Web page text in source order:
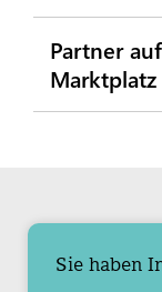
Partner
Marktplatz
Sie haben